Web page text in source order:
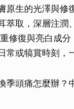
原生的光澤與修
萃取，深層注潤
修復與亮白成
常或犒賞時刻，
季頭痛怎麼辦？